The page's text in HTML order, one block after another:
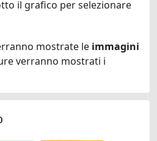
il grafico per selezionare
mostrate le immagini
verranno mostrati i